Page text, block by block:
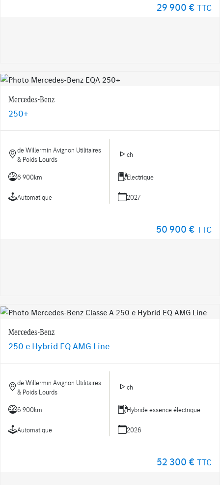
29 900 € TTC
Mercedes-Benz
250+
de Willermin Avignon Utilitaires
& Poids Lourds
ch
6 900km Electrique
Automatique 2027
50 900 € TTC
Mercedes-Benz
250 e Hybrid EQ AMG Line
de Willermin Avignon Utilitaires
& Poids Lourds
ch
6 900km Hybride essence électrique
Automatique 2026
52 300 € TTC